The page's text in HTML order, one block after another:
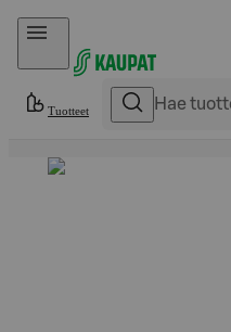
Hyppää sisältöön
Tuotteet